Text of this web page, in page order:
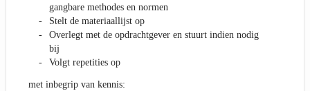
gangbare methodes en normen
Stelt de materiaallijst op
Overlegt met de opdrachtgever en stuurt indien nodig
bij
Volgt repetities op
met inbegrip van kennis: